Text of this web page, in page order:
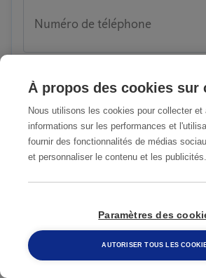
Numéro de téléphone
E-mail
Description du problème
À propos des cookies sur
Nous utilisons les cookies pour collecter et
informations sur les performances et
fournir des fonctionnalités de médias
et personnaliser le contenu et les publicités.
Paramètres des
AUTORISER TOUS LES